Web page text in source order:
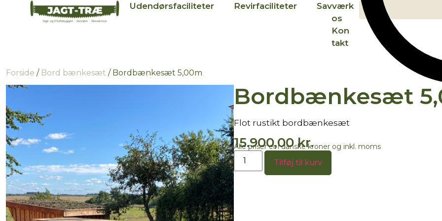
Udendørsfaciliteter Revirfaciliteter Savværk
Om
os
Kon
takt
0
Forside / Bord bænkesæt / Bordbænkesæt 5,00m
Bordbænkesæt
Flot rustikt bordbænkesæt
15.900,00kr.
Alle priser er i danske kroner og inkl. moms
Tilføj til kurv